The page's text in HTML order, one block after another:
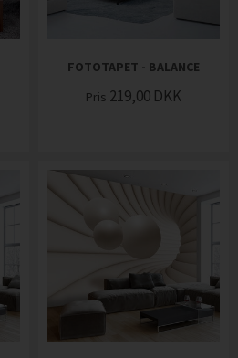
FOTOTAPET - BALANCE
Pris 219,00 DKK